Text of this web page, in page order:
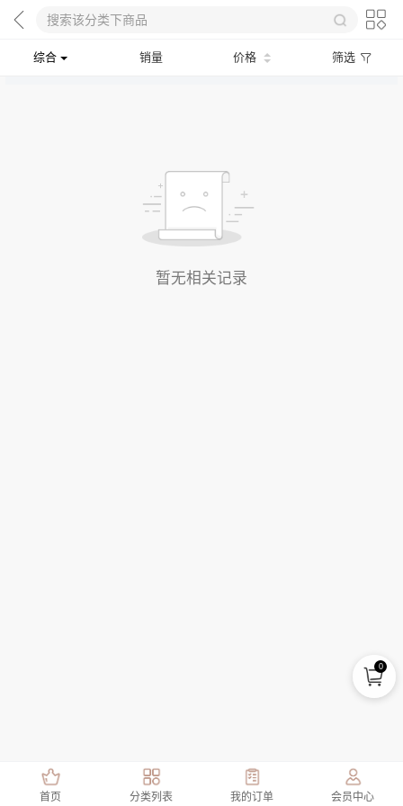
综合 销量 价格 筛选
暂无相关记录
首页 分类列表 我的订单 会员中心
0